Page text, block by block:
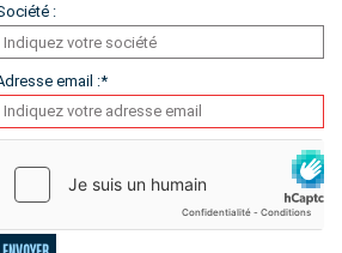
:
email :*